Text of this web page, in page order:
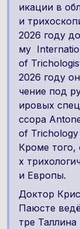
икации в
и
2026 году
му
of
2026 году
чение под
ировых
ссора
of
Кроме того,
х
и Европы.
Доктор
Паюсте
тре Таллина